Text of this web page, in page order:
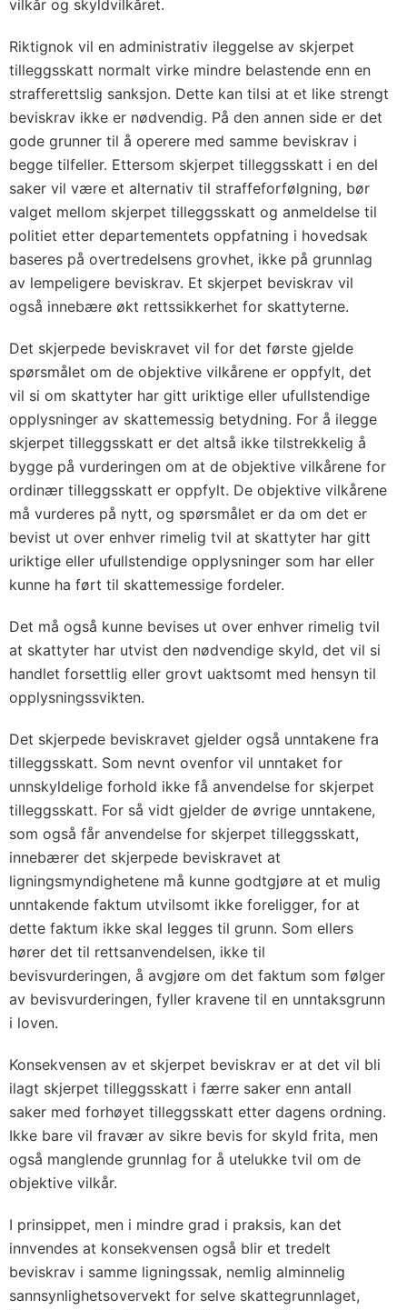
vilkår og skyldvilkåret.
Riktignok vil en administrativ ileggelse av skjerpet
tilleggsskatt normalt virke mindre belastende enn en
strafferettslig sanksjon. Dette kan tilsi at et like strengt
beviskrav ikke er nødvendig. På den annen side er det
gode grunner til å operere med samme beviskrav i
begge tilfeller. Ettersom skjerpet tilleggsskatt i en del
saker vil være et alternativ til straffeforfølgning, bør
valget mellom skjerpet tilleggsskatt og anmeldelse til
politiet etter departementets oppfatning i hovedsak
baseres på overtredelsens grovhet, ikke på grunnlag
av lempeligere beviskrav. Et skjerpet beviskrav vil
også innebære økt rettssikkerhet for skattyterne.
Det skjerpede beviskravet vil for det første gjelde
spørsmålet om de objektive vilkårene er oppfylt, det
vil si om skattyter har gitt uriktige eller ufullstendige
opplysninger av skattemessig betydning. For å ilegge
skjerpet tilleggsskatt er det altså ikke tilstrekkelig å
bygge på vurderingen om at de objektive vilkårene for
ordinær tilleggsskatt er oppfylt. De objektive vilkårene
må vurderes på nytt, og spørsmålet er da om det er
bevist ut over enhver rimelig tvil at skattyter har gitt
uriktige eller ufullstendige opplysninger som har eller
kunne ha ført til skattemessige fordeler.
Det må også kunne bevises ut over enhver rimelig tvil
at skattyter har utvist den nødvendige skyld, det vil si
handlet forsettlig eller grovt uaktsomt med hensyn til
opplysningssvikten.
Det skjerpede beviskravet gjelder også unntakene fra
tilleggsskatt. Som nevnt ovenfor vil unntaket for
unnskyldelige forhold ikke få anvendelse for skjerpet
tilleggsskatt. For så vidt gjelder de øvrige unntakene,
som også får anvendelse for skjerpet tilleggsskatt,
innebærer det skjerpede beviskravet at
ligningsmyndighetene må kunne godtgjøre at et mulig
unntakende faktum utvilsomt ikke foreligger, for at
dette faktum ikke skal legges til grunn. Som ellers
hører det til rettsanvendelsen, ikke til
bevisvurderingen, å avgjøre om det faktum som følger
av bevisvurderingen, fyller kravene til en unntaksgrunn
i loven.
Konsekvensen av et skjerpet beviskrav er at det vil bli
ilagt skjerpet tilleggsskatt i færre saker enn antall
saker med forhøyet tilleggsskatt etter dagens ordning.
Ikke bare vil fravær av sikre bevis for skyld frita, men
også manglende grunnlag for å utelukke tvil om de
objektive vilkår.
I prinsippet, men i mindre grad i praksis, kan det
innvendes at konsekvensen også blir et tredelt
beviskrav i samme ligningssak, nemlig alminnelig
sannsynlighetsovervekt for selve skattegrunnlaget,